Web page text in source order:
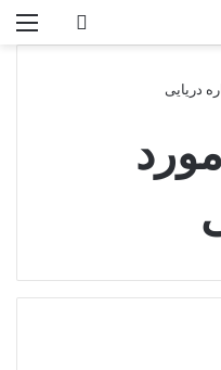
جستجو
دریایی